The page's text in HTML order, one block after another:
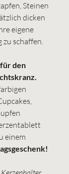
Steinen
dicken
eigene
zu schaffen.
den
einem